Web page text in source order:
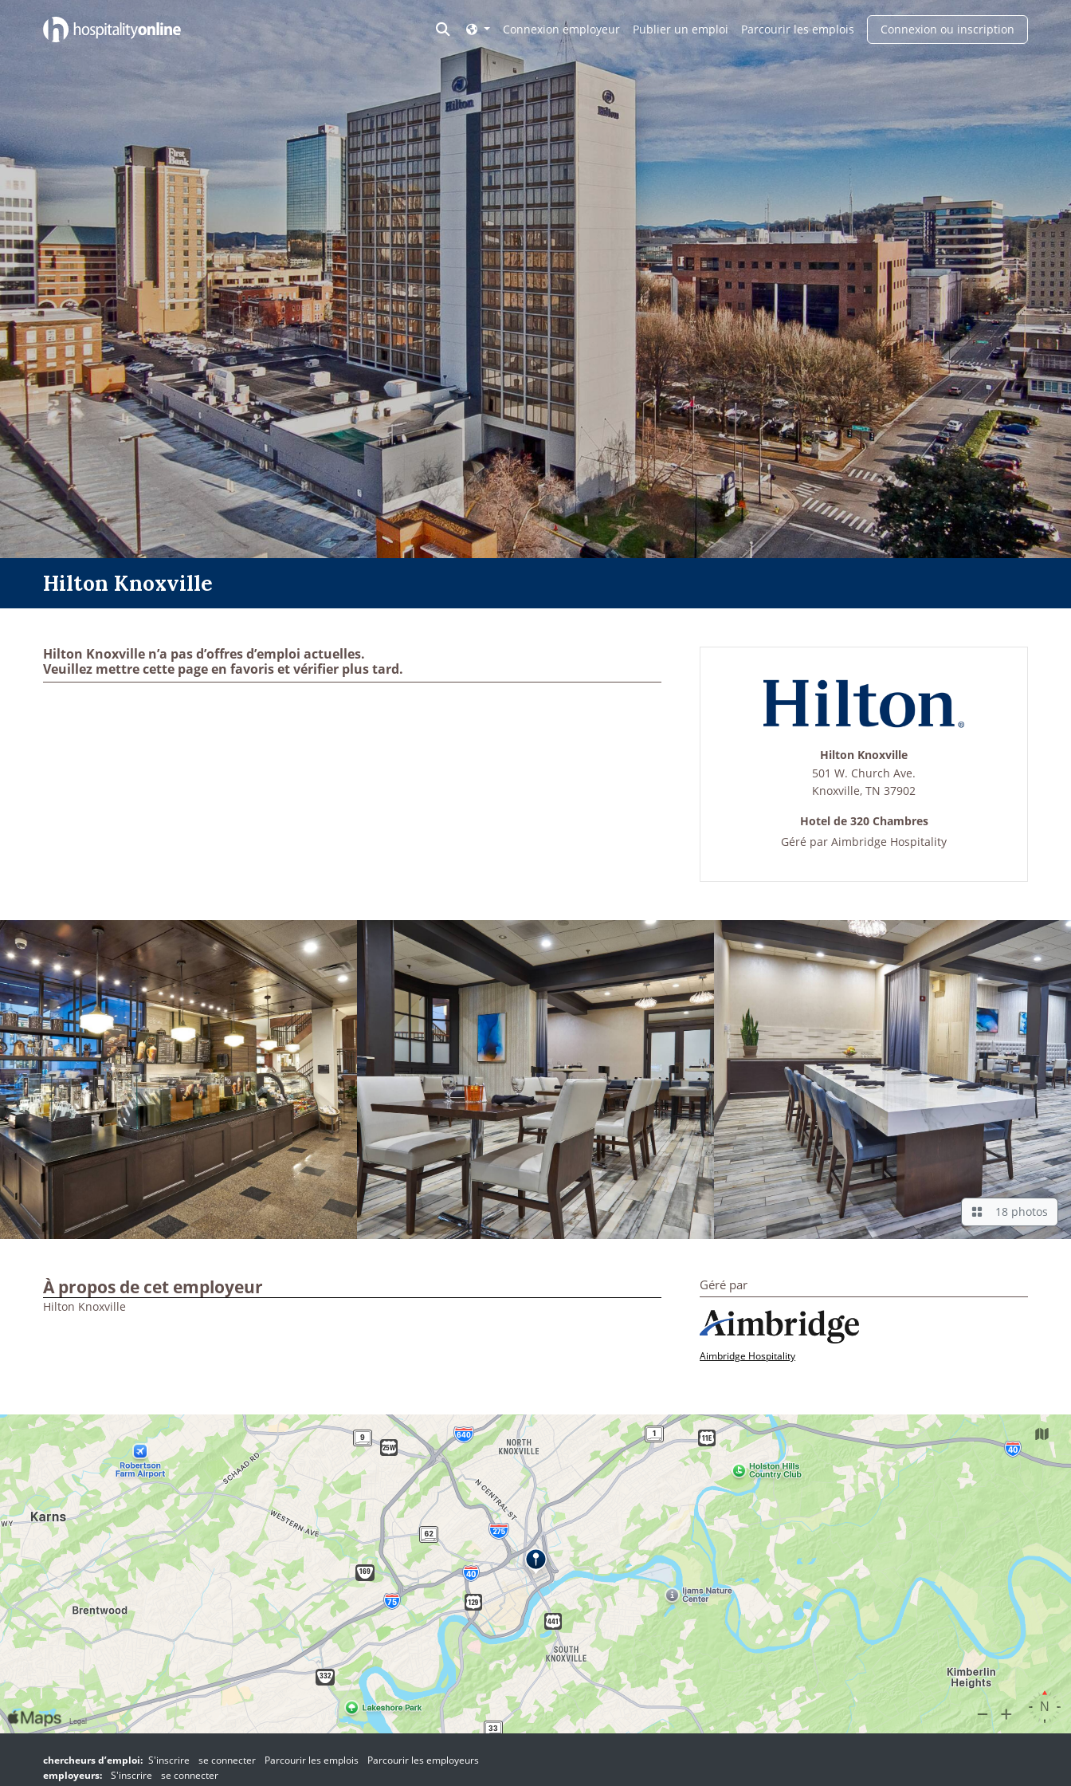
Toggle search
Connexion employeur Parcourir les emplois
Publier un emploi Connexion ou inscription
Hilton Knoxville
Hilton Knoxville n’a pas d’offres d’emploi actuelles.
Veuillez mettre cette page en favoris et vérifier plus tard.
Hilton Knoxville
501 W. Church Ave.
Knoxville,TN 37902
Hotel de 320 Chambres
Géré parAimbridge Hospitality
18 photos
À propos de cet employeur
Hilton Knoxville
Géré par
Aimbridge Hospitality
chercheurs d’emploi: S'inscrire se connecter Parcourir les emplois
Parcourir les employeurs
employeurs:
S'inscrire
se connecter